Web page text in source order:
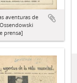
aventuras de
prensa]